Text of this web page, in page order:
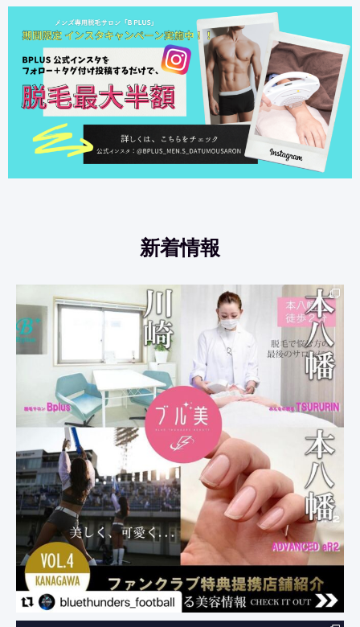
新着情報